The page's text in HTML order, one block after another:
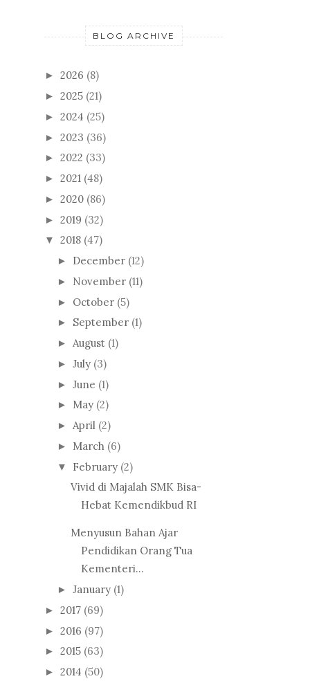
BLOG ARCHIVE
► 2026 (8)
► 2025 (21)
► 2024 (25)
► 2023 (36)
► 2022 (33)
► 2021 (48)
► 2020 (86)
► 2019 (32)
▼ 2018 (47)
► December (12)
► November (11)
► October (5)
► September (1)
► August (1)
► July (3)
► June (1)
► May (2)
► April (2)
► March (6)
▼ February (2)
Vivid di Majalah SMK Bisa-
Hebat Kemendikbud RI
Menyusun Bahan Ajar
Pendidikan Orang Tua
Kementeri...
► January (1)
► 2017 (69)
► 2016 (97)
► 2015 (63)
► 2014 (50)